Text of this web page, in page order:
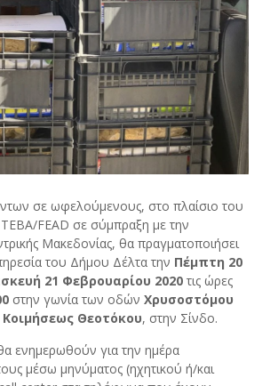
σε ωφελούμενους, στο πλαίσιο του
FEAD σε σύμπραξη με την
Μακεδονίας, θα πραγματοποιήσει
του Δήμου Δέλτα την Πέμπτη 20
21 Φεβρουαρίου 2020τις ώρες
στην γωνία των οδών Χρυσοστόμου
Κοιμήσεως Θεοτόκου, στην Σίνδο.
ενημερωθούν για την ημέρα
μέσω μηνύματος (ηχητικού ή/και